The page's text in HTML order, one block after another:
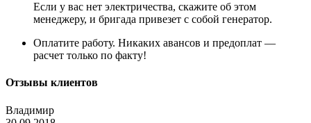
Если у вас нет электричества, скажите об этом
менеджеру, и бригада привезет с собой генератор.
Оплатите работу. Никаких авансов и предоплат —
расчет только по факту!
Отзывы клиентов
Владимир